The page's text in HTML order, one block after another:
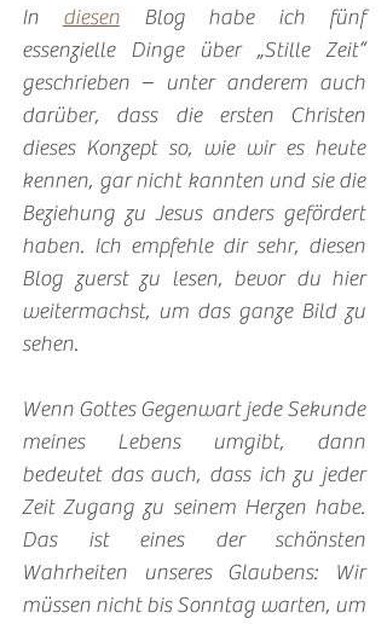
In diesen Blog habe ich fünf
essenzielle Dinge über „Stille Zeit“
geschrieben – unter anderem auch
darüber, dass die ersten Christen
dieses Konzept so, wie wir es heute
kennen, gar nicht kannten und sie die
Beziehung zu Jesus anders gefördert
haben. Ich empfehle dir sehr, diesen
Blog zuerst zu lesen, bevor du hier
weitermachst, um das ganze Bild zu
sehen.
Wenn Gottes Gegenwart jede Sekunde
meines Lebens umgibt, dann
bedeutet das auch, dass ich zu jeder
Zeit Zugang zu seinem Herzen habe.
Das ist eines der schönsten
Wahrheiten unseres Glaubens: Wir
müssen nicht bis Sonntag warten, um